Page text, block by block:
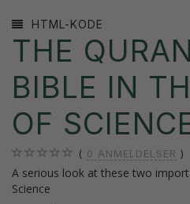
HTML-KODE
THE
BIBLE IN
OF
0 ANMELDELSER
A serious look at these two
Science